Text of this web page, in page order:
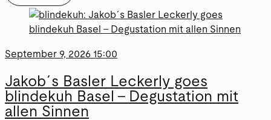
September 9, 2026 15:00
Jakob´s Basler Leckerly goes
blindekuh Basel – Degustation mit
allen Sinnen